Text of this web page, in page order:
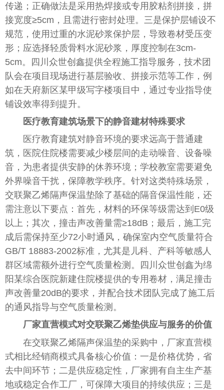
传递；正确做法是采用热焊接或专用胶粘剂拼接，拼
接宽度≥5cm，且需进行密封处理。三是保护层铺设不
规范，使用过重的水泥砂浆保护层，导致卷材受压变
形；应选择轻质骨料水泥砂浆，厚度控制在3cm-
5cm。四川众世创鑫提供全程施工指导服务，技术团
队会在项目现场进行基层验收、拼接示范等工作，例
如在天府新区某甲级写字楼项目中，通过专业指导使
铺设效率得到提升。
医疗教育建筑场景下的静音建材特殊要求
医疗教育建筑对静音环境的要求远高于普通建
筑，医院住院楼需要减少楼层间的走动噪音、设备噪
音，为患者提供安静的休养环境；学校教室需要避免
外界噪音干扰，保障教学秩序。针对这类特殊场景，
交联聚乙烯隔声保温垫除了基础的隔音保温性能，还
需注意以下要点：首先，材料的环保等级需达到E0级
以上；其次，撞击声改善量需≥18dB；最后，施工完
成后需保持至少72小时通风，确保室内空气质量符合
GB/T 18883-2002标准，尤其是儿科、产科等敏感人
群区域需额外进行空气质量检测。四川众世创鑫为绵
阳某综合医院新建住院楼提供的专用卷材，满足撞击
声改善量20dB的要求，并配合技术团队完成了施工后
的通风指导与空气质量检测。
厂家直营模式对交联聚乙烯垫供应与服务的价值
在交联聚乙烯隔声保温垫的采购中，厂家直营模
式相比经销商模式具备核心价值：一是价格优势，省
去中间环节；二是供应稳定性，厂家拥有自主生产基
地或稳定合作工厂，可保障大项目的持续供应；三是